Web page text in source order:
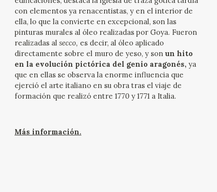
PUBLICACIONES
SHOP
ONLINE SHOP
EDUCA
RECURSOS EDUCATIVOS
con elementos ya renacentistas, y en el interior de
ella, lo que la convierte en excepcional, son las
pinturas murales al óleo realizadas por Goya. Fueron
realizadas al secco, es decir, al óleo aplicado
directamente sobre el muro de yeso, y son un hito
en la evolución pictórica del genio aragonés, ya
que en ellas se observa la enorme influencia que
ejerció el arte italiano en su obra tras el viaje de
formación que realizó entre 1770 y 1771 a Italia.
Más información.